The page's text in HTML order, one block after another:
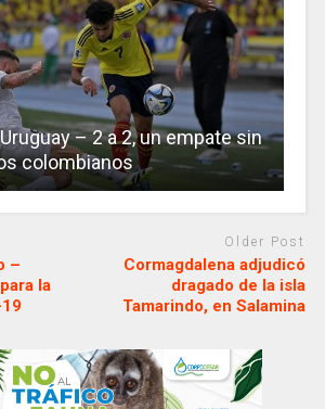
– 2 a 2, un empate sin
colombianos
–
la
Older Post
Cormagdalena adjudicó
dragado de la isla
Tamarindo, en Salamina